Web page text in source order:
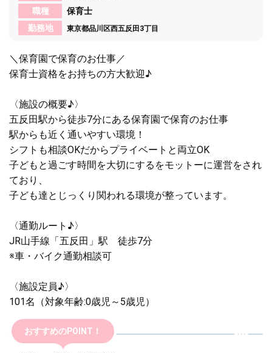
職種
保育士
勤務地
東京都品川区西五反田3丁目
＼保育園で保育のお仕事／
保育士資格をお持ちの方大歓迎♪
〈施設の概要♪〉
五反田駅から徒歩7分にある保育園で保育のお仕事
駅からも近く通いやすい環境！
シフトも相談OKだからプライベートと両立OK
子どもと過ごす時間を大切にするをモットーに運営をされ
ており、
子ども達とじっくり関われる環境が整っています。
〈通勤ルート♪〉
JR山手線「五反田」駅 徒歩7分
※車・バイク通勤相談可
〈施設定員♪〉
101名（対象年齢:0歳児～5歳児）
おすすめのPOINT！